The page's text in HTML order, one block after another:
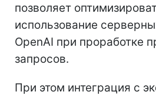
позволяет
использование
OpenAI при проработке
запросов.
При этом интеграция с